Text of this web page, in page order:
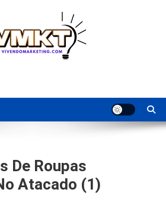
| Vivendo
De Roupas
Atacado (1)